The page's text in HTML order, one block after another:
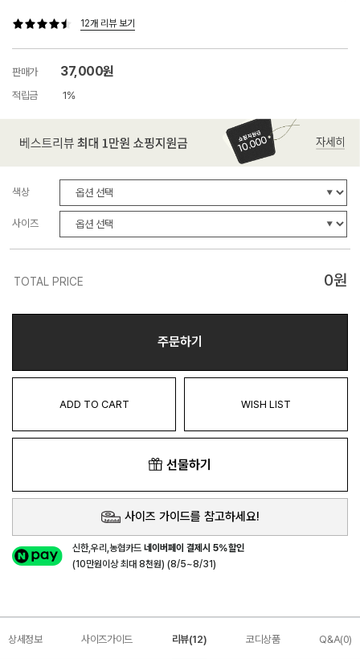
12개 리뷰 보기
판매가 37,000원
적립금 1%
색상
사이즈
TOTAL PRICE 0원
주문하기
ADD TO CART WISH LIST
선물하기
사이즈 가이드를 참고하세요!
신한,우리,농협카드네이버페이 결제시 5%할인
(10만원이상 최대 8천원) (8/5~8/31)
상세정보 사이즈가이드 리뷰(12) 코디상품 Q&A(0)